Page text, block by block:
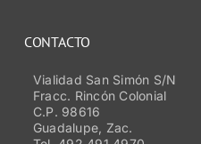
CONTACTO
Vialidad San Simón S/N
Fracc. Rincón Colonial
C.P. 98616
Guadalupe, Zac.